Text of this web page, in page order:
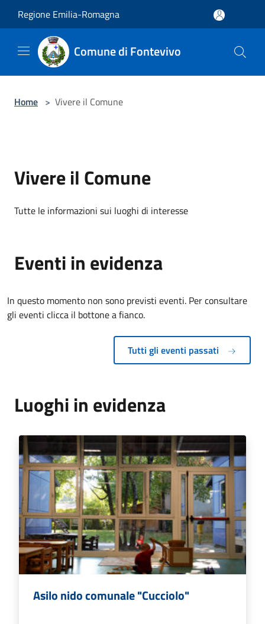
Regione Emilia-Romagna
Comune di Fontevivo
Home > Vivere il Comune
Vivere il Comune
Tutte le informazioni sui luoghi di interesse
Eventi in evidenza
In questo momento non sono previsti eventi. Per consultare
gli eventi clicca il bottone a fianco.
Tutti gli eventi passati
Luoghi in evidenza
Asilo nido comunale "Cucciolo"